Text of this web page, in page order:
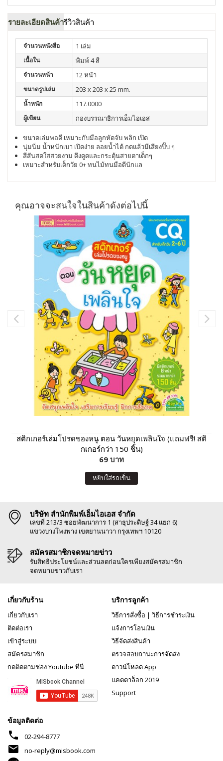
รายละเอียดสินค้ารีวิวสินค้า
จำนวนหนังสือ 1 เล่ม
เนื้อใน พิมพ์ 4 สี
จำนวนหน้า 12 หน้า
ขนาดรูปเล่ม 203 x 203 x 25 mm.
น้ำหนัก 117.0000
ผู้เขียน กองบรรณาธิการเอ็มไอเอส
ขนาดเล่มพอดี เหมาะกับมือลูกหัดจับพลิก เปิด
นุ่มนิ่ม น้ำหนักเบา เปิดง่าย ลอยน้ำได้ กดแล้วมีเสียงปิ๊บ ๆ
สีสันสดใสสวยงาม ดึงดูดและกระตุ้นสายตาเด็กๆ
เหมาะสำหรับเด็กวัย 0+ทนไม้ทนมือดีนักแล
คุณอาจจะสนใจในสินค้าดังต่อไปนี้
สติกเกอร์เล่มโปรดของหนู ตอน วันหยุดเพลินใจ (แถมฟรี! สติ
กเกอร์กว่า 150 ชิ้น)
69 บาท
หยิบใส่รถเข็น
บริษัท สำนักพิมพ์เอ็มไอเอส จำกัด
เลขที่ 213/3 ซอยพัฒนาการ 1 (สาธุประดิษฐ์ 34 แยก 6)
แขวงบางโพงพาง เขตยานนาวา กรุงเทพฯ 10120
สมัครสมาชิกจดหมายข่าว
รับสิทธิประโยชน์และส่วนลดก่อนใครเพียงสมัครสมาชิก
จดหมายข่าวกับเรา
เกี่ยวกับร้าน
เกี่ยวกับเรา
ติดต่อเรา
เข้าสู่ระบบ
สมัครสมาชิก
กดติดตามช่อง Youtube ที่นี่
บริการลูกค้า
วิธีการสั่งซื้อ | วิธีการชำระเงิน
แจ้งการโอนเงิน
วิธีจัดส่งสินค้า
ตรวจสอบถานะการจัดส่ง
ดาวน์โหลด App
แคตตาล็อก 2019
Support
ข้อมูลติดต่อ
phone 02-294-8777
mail
no-reply@misbook.com